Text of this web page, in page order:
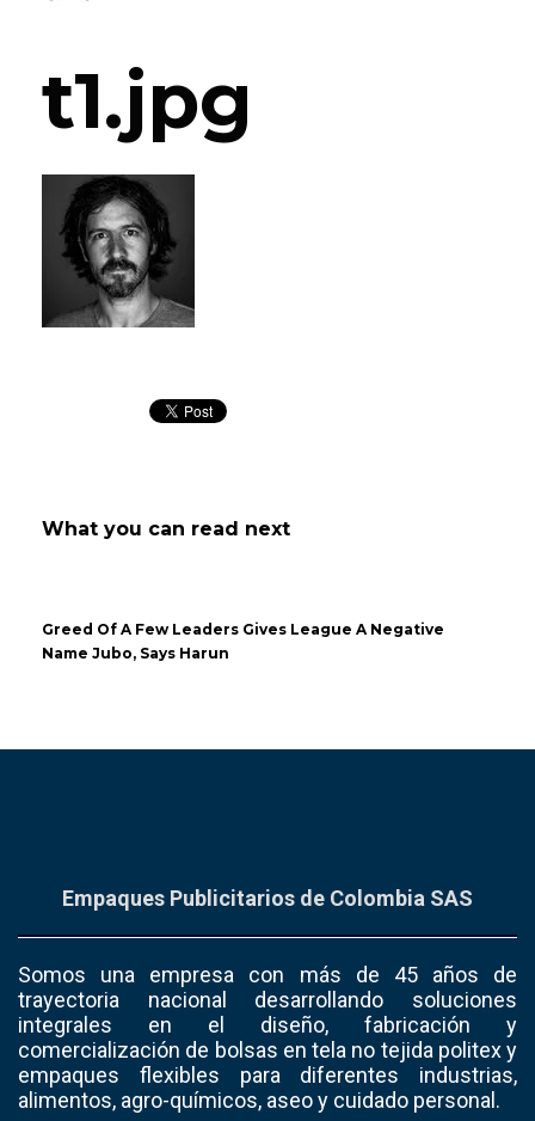
t1.jpg
What you can read next
Greed Of A Few Leaders Gives League A Negative
Name Jubo, Says Harun
Empaques Publicitarios de Colombia SAS
Somos una empresa con más de 45 años de
trayectoria nacional desarrollando soluciones
integrales en el diseño, fabricación y
comercialización de bolsas en tela no tejida politex y
empaques flexibles para diferentes industrias,
alimentos, agro-químicos, aseo y cuidado personal.